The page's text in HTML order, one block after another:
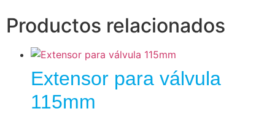
Productos relacionados
Extensor para válvula
115mm